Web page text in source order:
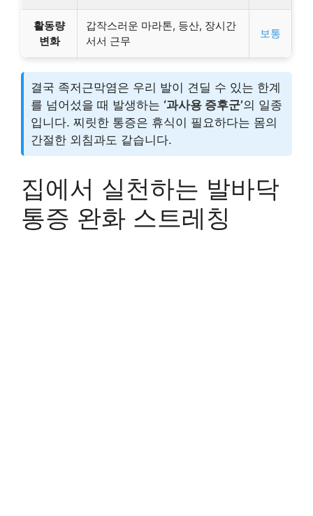
활동량
변화
갑작스러운 마라톤, 등산, 장시간
서서 근무
보통
결국 족저근막염은 우리 발이 견딜 수 있는 한계
를 넘어섰을 때 발생하는 ‘과사용 증후군’의 일종
입니다. 찌릿한 통증은 휴식이 필요하다는 몸의
간절한 외침과도 같습니다.
집에서 실천하는 발바닥
통증 완화 스트레칭